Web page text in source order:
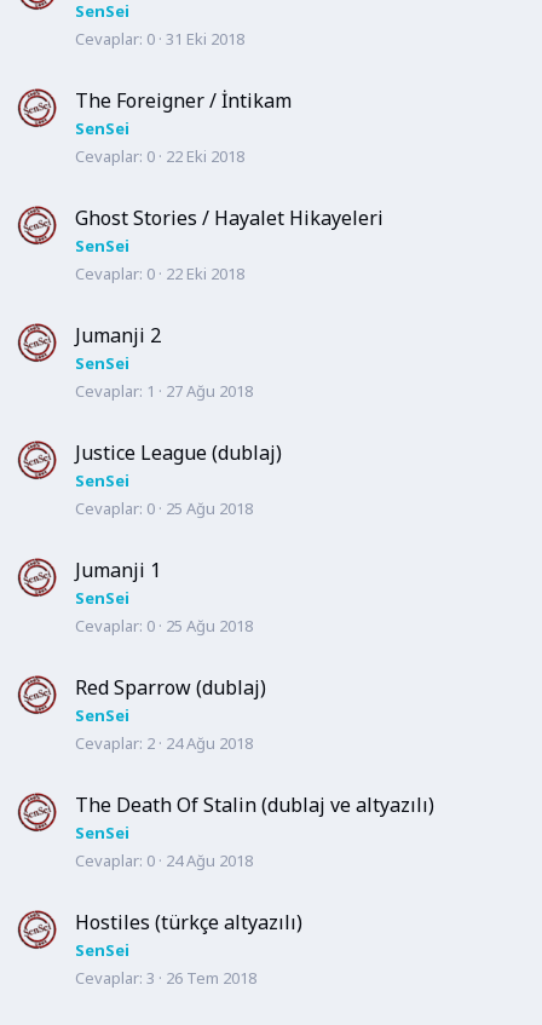
SenSei
Cevaplar 0 31 Eki 2018
The Foreigner / İntikam
SenSei
Cevaplar 0 22 Eki 2018
Ghost Stories / Hayalet Hikayeleri
SenSei
Cevaplar 0 22 Eki 2018
Jumanji 2
SenSei
Cevaplar 1 27 Ağu 2018
Justice League (dublaj)
SenSei
Cevaplar 0 25 Ağu 2018
Jumanji 1
SenSei
Cevaplar 0 25 Ağu 2018
Red Sparrow (dublaj)
SenSei
Cevaplar 2 24 Ağu 2018
The Death Of Stalin (dublaj ve altyazılı)
SenSei
Cevaplar 0 24 Ağu 2018
Hostiles (türkçe altyazılı)
SenSei
Cevaplar 3 26 Tem 2018